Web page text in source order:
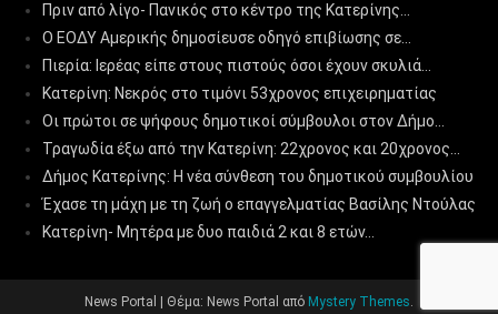
Πριν από λίγο- Πανικός στο κέντρο της Κατερίνης…
Ο ΕΟΔΥ Αμερικής δημοσίευσε οδηγό επιβίωσης σε…
Πιερία: Ιερέας είπε στους πιστούς όσοι έχουν σκυλιά…
Κατερίνη: Νεκρός στο τιμόνι 53χρονος επιχειρηματίας
Οι πρώτοι σε ψήφους δημοτικοί σύμβουλοι στον Δήμο…
Τραγωδία έξω από την Κατερίνη: 22χρονος και 20χρονος…
Δήμος Κατερίνης: Η νέα σύνθεση του δημοτικού συμβουλίου
Έχασε τη μάχη με τη ζωή ο επαγγελματίας Βασίλης Ντούλας
Κατερίνη- Μητέρα με δυο παιδιά 2 και 8 ετών…
News Portal Θέμα: News Portal από Mystery Themes.